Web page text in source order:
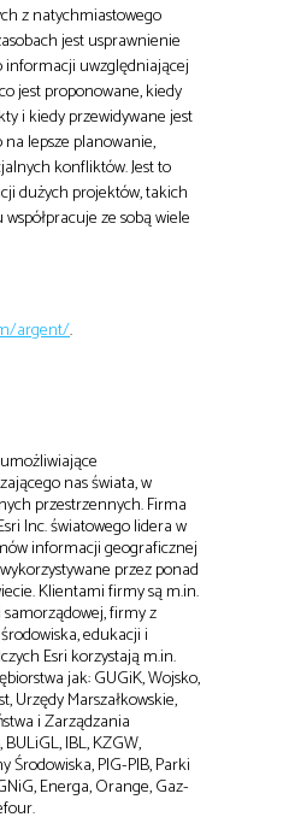
z natychmiastowego
jest usprawnienie
informacji uwzględniającej
jest proponowane, kiedy
i kiedy przewidywane jest
lepsze planowanie,
konfliktów. Jest to
dużych projektów, takich
współpracuje ze sobą wiele
argent/.
nas świata, w
przestrzennych. Firma
Inc. światowego lidera w
informacji geograficznej
przez ponad
Klientami firmy są m.in.
firmy z
edukacji i
Esri korzystają m.in.
jak: GUGiK, Wojsko,
Urzędy Marszałkowskie,
i Zarządzania
IBL, KZGW,
PIG-PIB, Parki
Energa, Orange, Gaz-